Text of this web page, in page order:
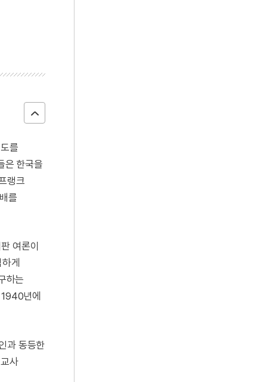
를
은 한국을
랭크
를
여론이
게
하는
년에
과 동등한
사